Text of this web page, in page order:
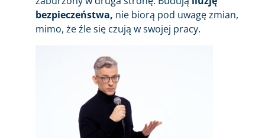
bezpieczeństwa, nie biorą pod uwagę zmian,
mimo, że źle się czują w swojej pracy.